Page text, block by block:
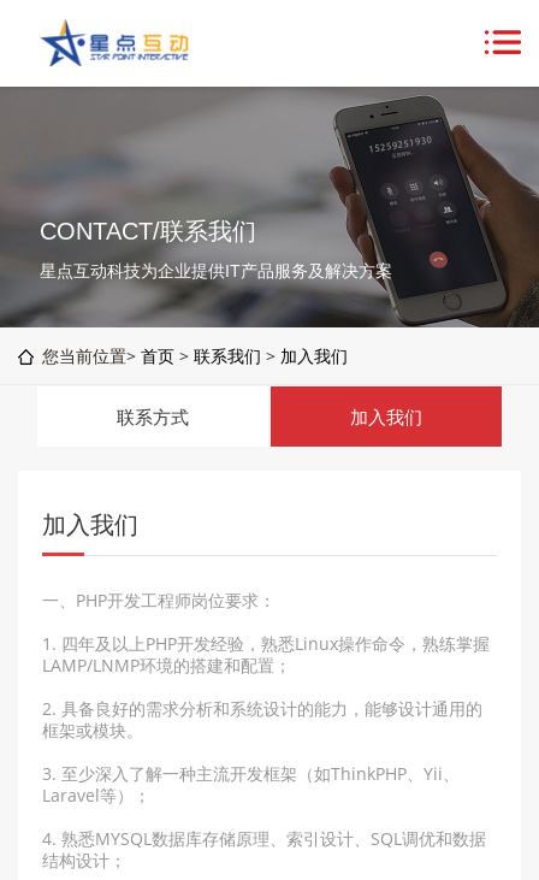
CONTACT/联系我们
星点互动科技为企业提供IT产品服务及解决方案
您当前位置> 首页 > 联系我们 > 加入我们
联系方式 加入我们
加入我们
一、PHP开发工程师岗位要求：
1. 四年及以上PHP开发经验，熟悉Linux操作命令，熟练掌握
LAMP/LNMP环境的搭建和配置；
2. 具备良好的需求分析和系统设计的能力，能够设计通用的
框架或模块。
3. 至少深入了解一种主流开发框架（如ThinkPHP、Yii、
Laravel等）；
4. 熟悉MYSQL数据库存储原理、索引设计、SQL调优和数据
结构设计；